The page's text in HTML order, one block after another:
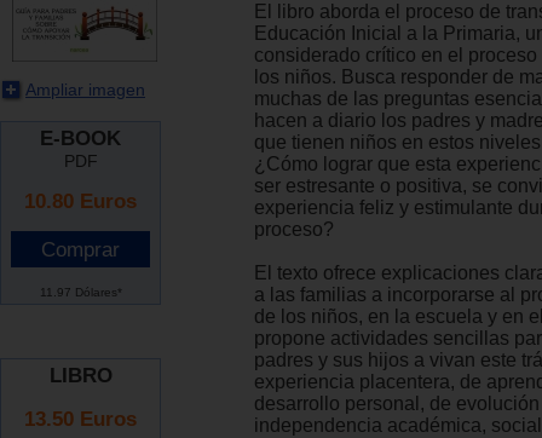
Ampliar imagen
E-BOOK
PDF
10.80 Euros
11.97 Dólares*
LIBRO
13.50 Euros
El libro aborda el proceso de
Educación Inicial a la Primaria,
considerado crítico en el
los niños. Busca responder de
muchas de las preguntas
hacen a diario los padres y
que tienen niños en estos
¿Cómo lograr que esta
ser estresante o positiva, se
experiencia feliz y estimulante
proceso?
El texto ofrece explicaciones
a las familias a incorporarse al
de los niños, en la escuela y en
propone actividades sencillas
padres y sus hijos a vivan este
experiencia placentera, de
desarrollo personal, de
independencia académica,